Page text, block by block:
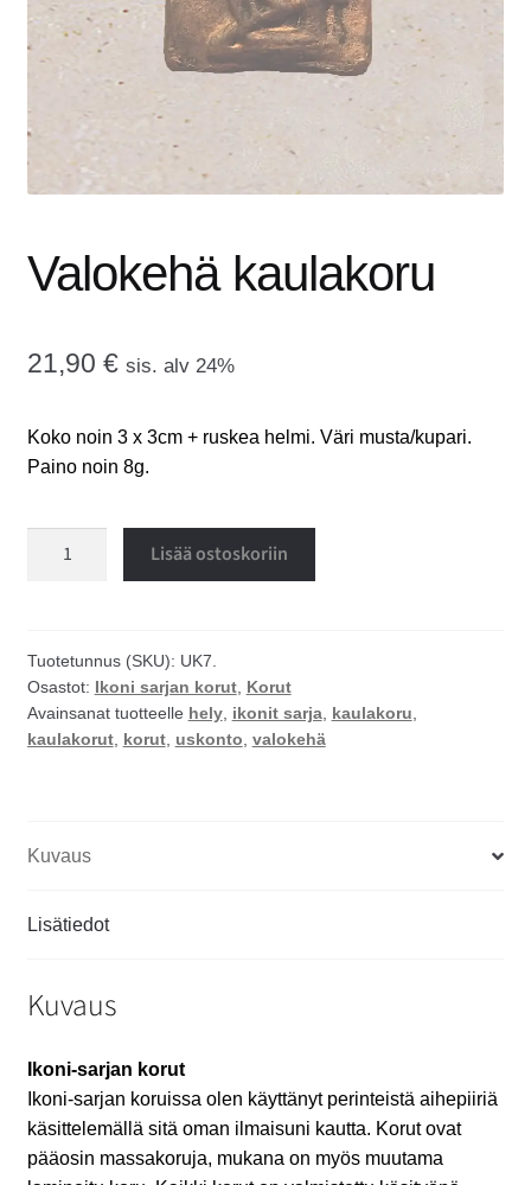
tason
OTA YHTEYTTÄ
GALLERIA
MAINOSMÖRKÖ
Valokehä kaulakoru
21,90 € sis. alv 24%
Koko noin 3 x 3cm + ruskea helmi. Väri musta/kupari.
Paino noin 8g.
Lisää ostoskoriin
Tuotetunnus (SKU): UK7.
Osastot: Ikoni sarjan korut, Korut
Avainsanat tuotteelle hely, ikonit sarja, kaulakoru,
kaulakorut, korut, uskonto, valokehä
Kuvaus
Lisätiedot
Kuvaus
Ikoni-sarjan korut
Ikoni-sarjan koruissa olen käyttänyt perinteistä aihepiiriä
käsittelemällä sitä oman ilmaisuni kautta. Korut ovat
pääosin massakoruja, mukana on myös muutama